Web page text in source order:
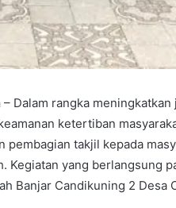
– Dalam rangka
ketertiban
pembagian takjil kepada
Kegiatan yang berlangsung
Banjar Candikuning 2 Desa